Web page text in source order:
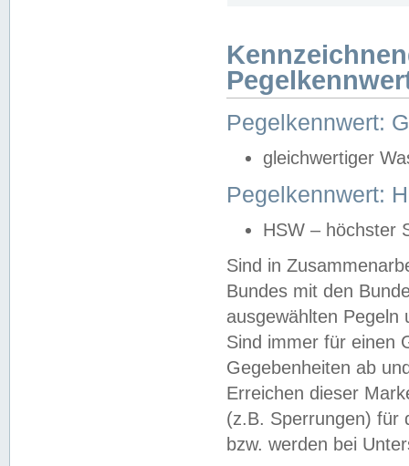
Pegelkennwert:
gleichwertiger
Pegelkennwert:
HSW – höchster
Sind in
Bundes mit den
ausgewählten
Sind immer für einen
Gegebenheiten ab
Erreichen dieser
(z.B. Sperrungen) für
bzw. werden bei